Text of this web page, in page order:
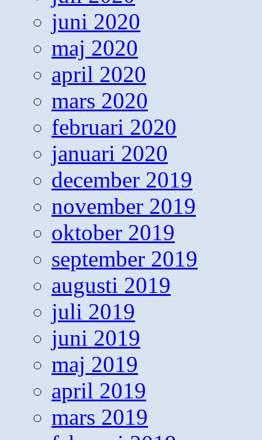
juni 2020
maj 2020
april 2020
mars 2020
februari 2020
januari 2020
december 2019
november 2019
oktober 2019
september 2019
augusti 2019
juli 2019
juni 2019
maj 2019
april 2019
mars 2019